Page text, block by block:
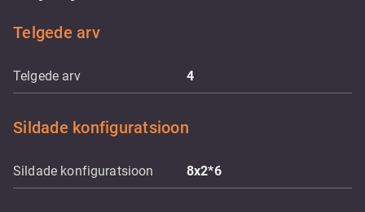
Telgede arv
Telgede arv 4
Sildade konfiguratsioon
Sildade konfiguratsioon 8x2*6